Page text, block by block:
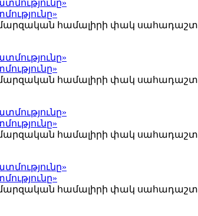
համալիրի փակ սահադաշտ
համալիրի փակ սահադաշտ
համալիրի փակ սահադաշտ
համալիրի փակ սահադաշտ